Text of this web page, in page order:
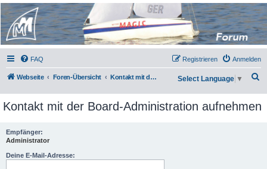
Micro Magic Forum
Deutschland
FAQ Anmelden
Registrieren
Webseite Foren-Übersicht Kontakt mit der Board-Administration aufnehmen
c
Select Language ▼
Kontakt mit der Board-Administration aufnehmen
Empfänger:
Administrator
Deine E-Mail-Adresse: